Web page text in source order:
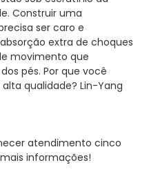
Construir uma
ser caro e
extra de choques
movimento que
pés. Por que você
qualidade? Lin-Yang
atendimento cinco
informações!